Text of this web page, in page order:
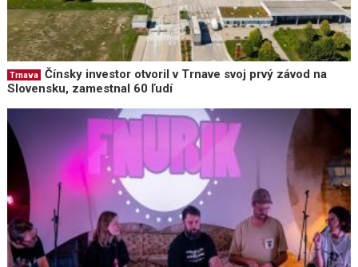
Trnava
Čínsky investor otvoril v Trnave svoj prvý závod na
Slovensku, zamestnal 60 ľudí